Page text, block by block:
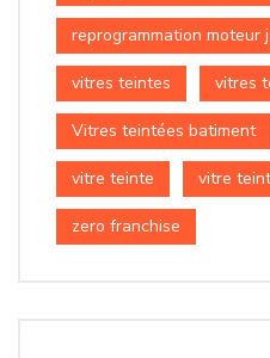
reprogrammation moteur
vitres teintes vitres
Vitres teintées batiment
vitre teinte vitre
zero franchise